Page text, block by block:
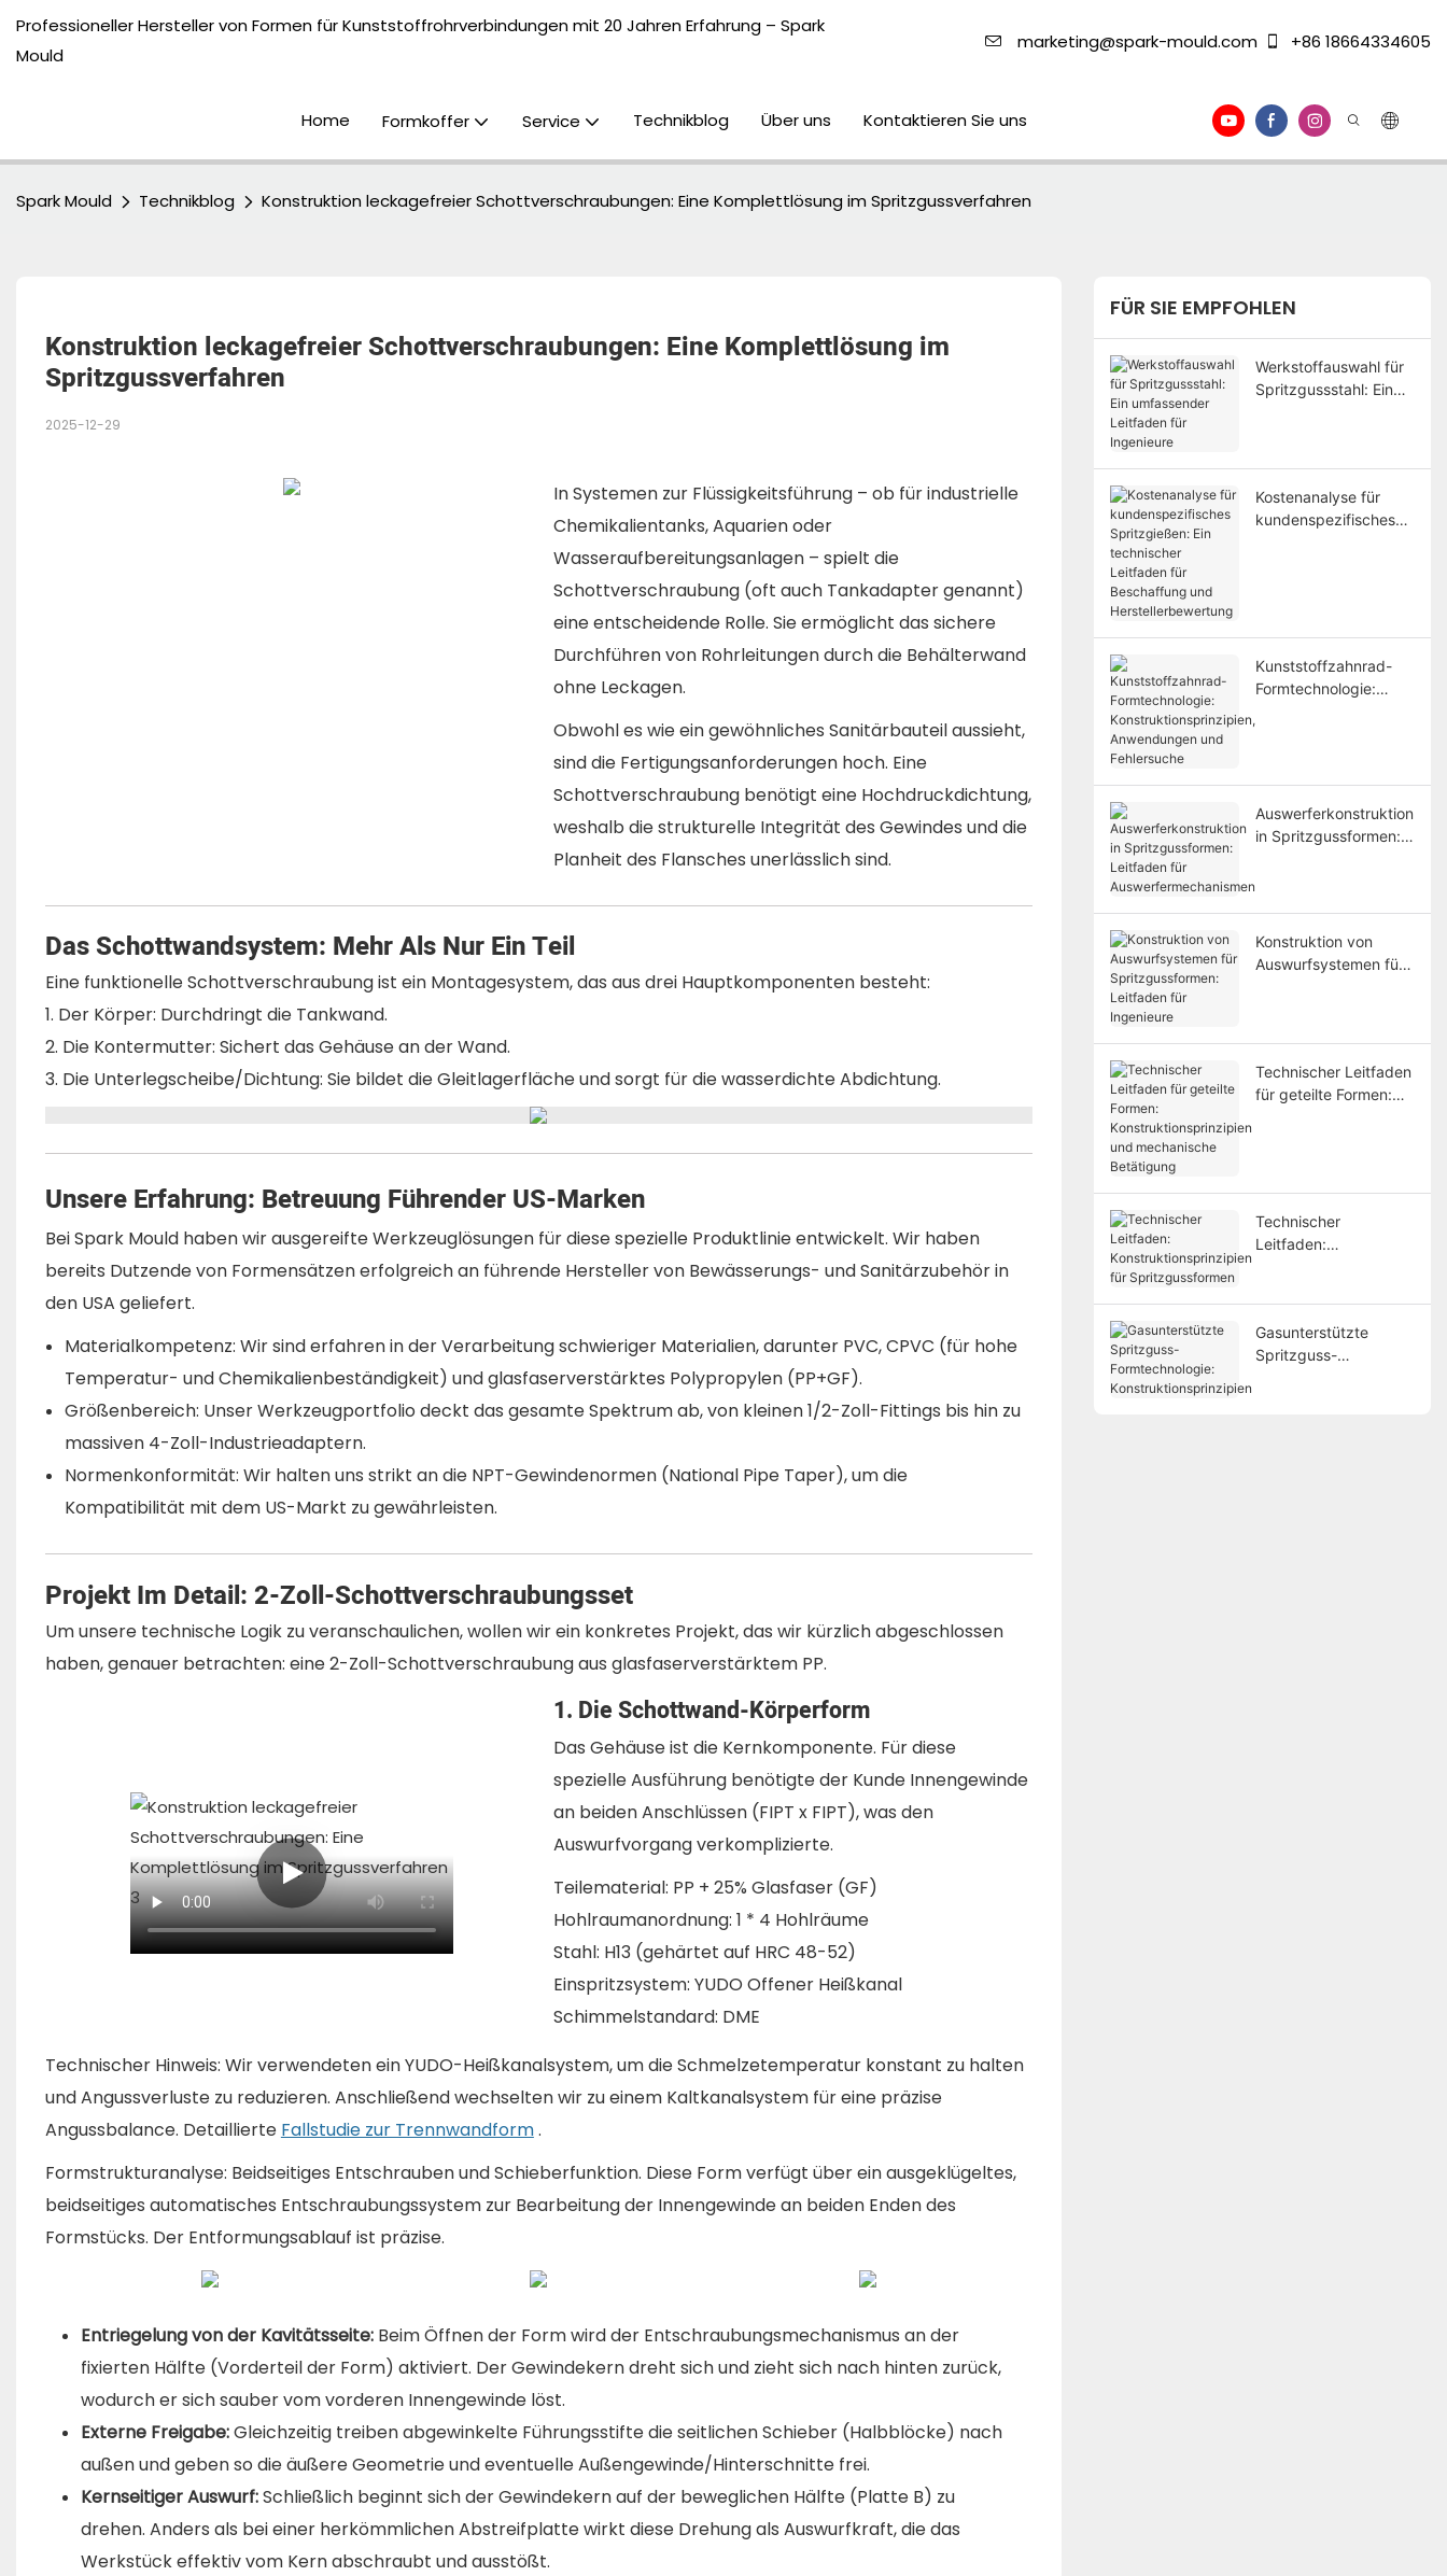
Professioneller Hersteller von Formen für Kunststoffrohrverbindungen mit 20 Jahren Erfahrung – Spark
Mould
marketing@spark-mould.com +86 18664334605
Home Formkoffer Service Technikblog Über uns Kontaktieren Sie uns
Spark Mould Technikblog Konstruktion leckagefreier Schottverschraubungen: Eine Komplettlösung im Spritzgussverfahren
Konstruktion leckagefreier Schottverschraubungen: Eine Komplettlösung im
Spritzgussverfahren
2025-12-29
In Systemen zur Flüssigkeitsführung – ob für industrielle
Chemikalientanks, Aquarien oder
Wasseraufbereitungsanlagen – spielt die
Schottverschraubung (oft auch Tankadapter genannt)
eine entscheidende Rolle. Sie ermöglicht das sichere
Durchführen von Rohrleitungen durch die Behälterwand
ohne Leckagen.
Obwohl es wie ein gewöhnliches Sanitärbauteil aussieht,
sind die Fertigungsanforderungen hoch. Eine
Schottverschraubung benötigt eine Hochdruckdichtung,
weshalb die strukturelle Integrität des Gewindes und die
Planheit des Flansches unerlässlich sind.
Das Schottwandsystem: Mehr Als Nur Ein Teil
Eine funktionelle Schottverschraubung ist ein Montagesystem, das aus drei Hauptkomponenten besteht:
1. Der Körper: Durchdringt die Tankwand.
2. Die Kontermutter: Sichert das Gehäuse an der Wand.
3. Die Unterlegscheibe/Dichtung: Sie bildet die Gleitlagerfläche und sorgt für die wasserdichte Abdichtung.
Unsere Erfahrung: Betreuung Führender US-Marken
Bei Spark Mould haben wir ausgereifte Werkzeuglösungen für diese spezielle Produktlinie entwickelt. Wir haben
bereits Dutzende von Formensätzen erfolgreich an führende Hersteller von Bewässerungs- und Sanitärzubehör in
den USA geliefert.
Materialkompetenz: Wir sind erfahren in der Verarbeitung schwieriger Materialien, darunter PVC, CPVC (für hohe
Temperatur- und Chemikalienbeständigkeit) und glasfaserverstärktes Polypropylen (PP+GF).
Größenbereich: Unser Werkzeugportfolio deckt das gesamte Spektrum ab, von kleinen 1/2-Zoll-Fittings bis hin zu
massiven 4-Zoll-Industrieadaptern.
Normenkonformität: Wir halten uns strikt an die NPT-Gewindenormen (National Pipe Taper), um die
Kompatibilität mit dem US-Markt zu gewährleisten.
Projekt Im Detail: 2-Zoll-Schottverschraubungsset
Um unsere technische Logik zu veranschaulichen, wollen wir ein konkretes Projekt, das wir kürzlich abgeschlossen
haben, genauer betrachten: eine 2-Zoll-Schottverschraubung aus glasfaserverstärktem PP.
1. Die Schottwand-Körperform
Das Gehäuse ist die Kernkomponente. Für diese
spezielle Ausführung benötigte der Kunde Innengewinde
an beiden Anschlüssen (FIPT x FIPT), was den
Auswurfvorgang verkomplizierte.
Teilematerial: PP + 25% Glasfaser (GF)
Hohlraumanordnung: 1 * 4 Hohlräume
Stahl: H13 (gehärtet auf HRC 48-52)
Einspritzsystem: YUDO Offener Heißkanal
Schimmelstandard: DME
Technischer Hinweis: Wir verwendeten ein YUDO-Heißkanalsystem, um die Schmelzetemperatur konstant zu halten
und Angussverluste zu reduzieren. Anschließend wechselten wir zu einem Kaltkanalsystem für eine präzise
Angussbalance. Detaillierte Fallstudie zur Trennwandform.
Formstrukturanalyse: Beidseitiges Entschrauben und Schieberfunktion. Diese Form verfügt über ein ausgeklügeltes,
beidseitiges automatisches Entschraubungssystem zur Bearbeitung der Innengewinde an beiden Enden des
Formstücks. Der Entformungsablauf ist präzise.
Entriegelung von der Kavitätsseite:Beim Öffnen der Form wird der Entschraubungsmechanismus an der
fixierten Hälfte (Vorderteil der Form) aktiviert. Der Gewindekern dreht sich und zieht sich nach hinten zurück,
wodurch er sich sauber vom vorderen Innengewinde löst.
Externe Freigabe:Gleichzeitig treiben abgewinkelte Führungsstifte die seitlichen Schieber (Halbblöcke) nach
außen und geben so die äußere Geometrie und eventuelle Außengewinde/Hinterschnitte frei.
Kernseitiger Auswurf:Schließlich beginnt sich der Gewindekern auf der beweglichen Hälfte (Platte B) zu
drehen. Anders als bei einer herkömmlichen Abstreifplatte wirkt diese Drehung als Auswurfkraft, die das
Werkstück effektiv vom Kern abschraubt und ausstößt.
FÜR SIE EMPFOHLEN
Werkstoffauswahl für
Spritzgussstahl: Ein
Kostenanalyse für
kundenspezifisches
Kunststoffzahnrad-
Formtechnologie:
Auswerferkonstruktion
in Spritzgussformen:
Konstruktion von
Auswurfsystemen für
Technischer Leitfaden
für geteilte Formen:
Technischer
Leitfaden:
Gasunterstützte
Spritzguss-